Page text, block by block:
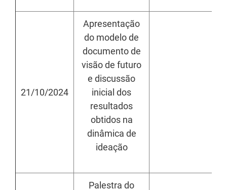
21/10/2024
Apresentação
do modelo de
documento de
visão de futuro
e discussão
inicial dos
resultados
obtidos na
dinâmica de
ideação
Palestra do